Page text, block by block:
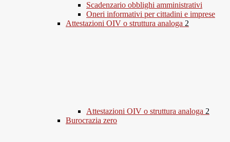
Scadenzario obblighi amministrativi
Oneri informativi per cittadini e imprese
Attestazioni OIV o struttura analoga 2
Attestazioni OIV o struttura analoga 2
Burocrazia zero